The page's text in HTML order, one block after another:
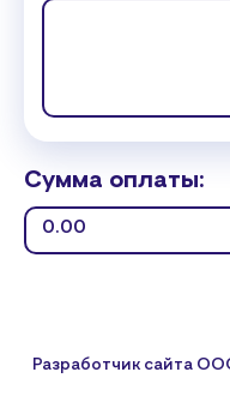
Сумма оплаты:
Разработчик сайта